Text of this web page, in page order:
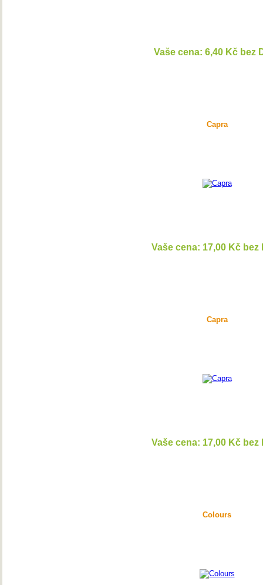
Vaše cena: 6,40 Kč bez
Capra
Vaše cena: 17,00 Kč bez
Capra
Vaše cena: 17,00 Kč bez
Colours